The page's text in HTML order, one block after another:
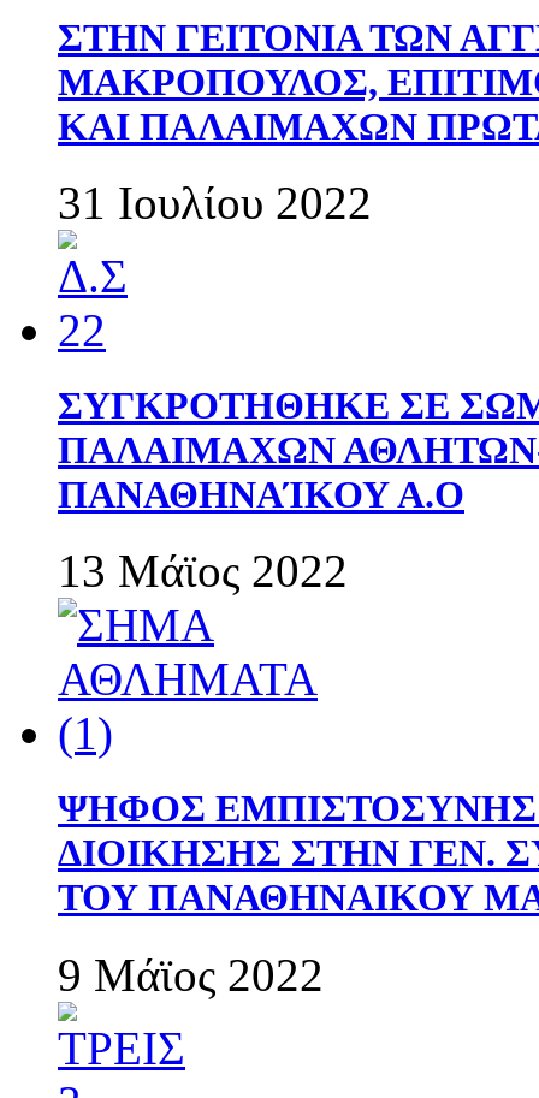
ΣΤΗΝ ΓΕΙΤΟΝΙΑ ΤΩΝ
ΜΑΚΡΟΠΟΥΛΟΣ,
ΚΑΙ ΠΑΛΑΙΜΑΧΩΝ
31 Ιουλίου 2022
ΣΥΓΚΡΟΤΗΘΗΚΕ ΣΕ
ΠΑΛΑΙΜΑΧΩΝ
ΠΑΝΑΘΗΝΑΊΚΟΥ Α.Ο
13 Μάϊος 2022
ΨΗΦΟΣ
ΔΙΟΙΚΗΣΗΣ ΣΤΗΝ ΓΕΝ.
ΤΟΥ ΠΑΝΑΘΗΝΑΙΚΟΥ
9 Μάϊος 2022